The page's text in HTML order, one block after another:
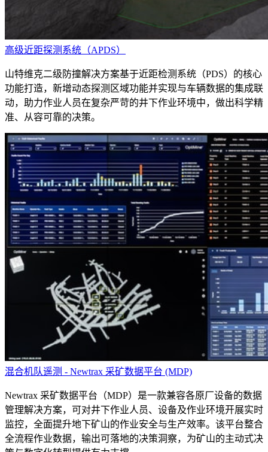
高级近距探测系统（APDS）
山特维克二级防撞解决方案基于近距检测系统（PDS）的核心
功能打造，新增动态探测区域功能并实现与车辆数据的集成联
动，助力作业人员在复杂严苛的井下作业环境中，做出科学精
准、从容可靠的决策。
混合机队遥测 - Newtrax 采矿数据平台 (MDP)
Newtrax 采矿数据平台（MDP）是一款兼容各原厂设备的数据
管理解决方案，可对井下作业人员、设备及作业环境开展实时
监控，全面提升地下矿山的作业安全与生产效率。该平台整合
全流程作业数据，输出可落地的决策洞察，为矿山的主动式决